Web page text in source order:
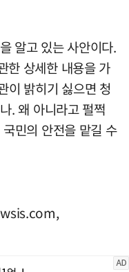
알고 있는 사안이다.
한 상세한 내용을 가
이 밝히기 싫으면 청
. 왜 아니라고 펄쩍
민의 안전을 맡길 수
,